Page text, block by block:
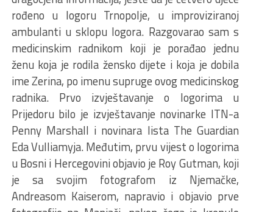
rođeno u logoru Trnopolje, u improviziranoj
ambulanti u sklopu logora. Razgovarao sam s
medicinskim radnikom koji je porađao jednu
ženu koja je rodila žensko dijete i koja je dobila
ime Zerina, po imenu supruge ovog medicinskog
radnika. Prvo izvještavanje o logorima u
Prijedoru bilo je izvještavanje novinarke ITN-a
Penny Marshall i novinara lista The Guardian
Eda Vulliamyja. Međutim, prvu vijest o logorima
u Bosni i Hercegovini objavio je Roy Gutman, koji
je sa svojim fotografom iz Njemačke,
Andreasom Kaiserom, napravio i objavio prve